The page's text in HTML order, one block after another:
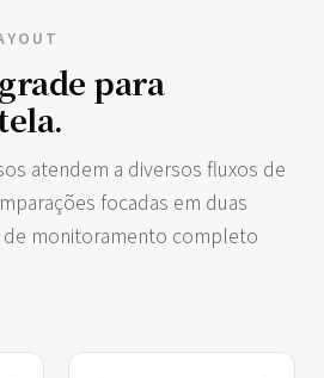
para
atendem a diversos fluxos de
focadas em duas
de monitoramento completo